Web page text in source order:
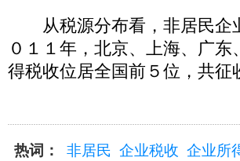
从税源分布看，非居民企
０１１年，北京、上海、广
得税收位居全国前５位，共征
热词： 非居民 企业税收 企业所